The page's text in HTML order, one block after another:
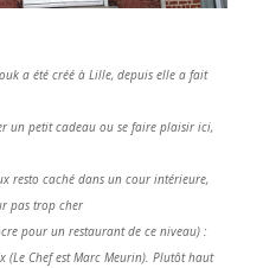
a été créé à Lille, depuis elle a fait
un petit cadeau ou se faire plaisir ici,
resto caché dans un cour intérieure,
pas trop cher
pour un restaurant de ce niveau) :
(Le Chef est Marc Meurin). Plutôt haut